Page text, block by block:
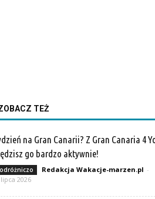
TEŻ
na Gran Canarii? Z Gran Canaria 4
go bardzo aktywnie!
Redakcja Wakacje-marzen.pl -
2026